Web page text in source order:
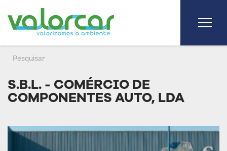
S.B.L. - COMÉRCIO DE
COMPONENTES AUTO, LDA